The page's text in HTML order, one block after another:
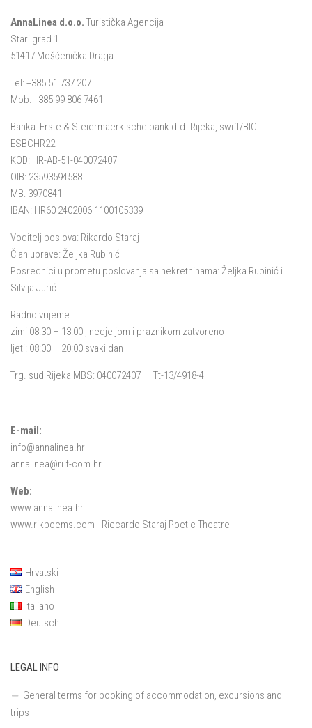
AnnaLinea d.o.o. Turistička Agencija
Stari grad 1
51417 Mošćenička Draga
Tel: +385 51 737 207
Mob: +385 99 806 7461
Banka: Erste & Steiermaerkische bank d.d. Rijeka, swift/BIC:
ESBCHR22
KOD: HR-AB-51-040072407
OIB: 23593594588
MB: 3970841
IBAN: HR60 2402006 1100105339
Voditelj poslova: Rikardo Staraj
Član uprave: Željka Rubinić
Posrednici u prometu poslovanja sa nekretninama: Željka Rubinić i
Silvija Jurić
Radno vrijeme:
zimi 08:30 – 13:00 , nedjeljom i praznikom zatvoreno
ljeti: 08:00 – 20:00 svaki dan
Trg. sud Rijeka MBS: 040072407 Tt-13/4918-4
E-mail:
info@annalinea.hr
annalinea@ri.t-com.hr
Web:
www.annalinea.hr
www.rikpoems.com - Riccardo Staraj Poetic Theatre
Hrvatski
English
Italiano
Deutsch
LEGAL INFO
General terms for booking of accommodation, excursions and
trips